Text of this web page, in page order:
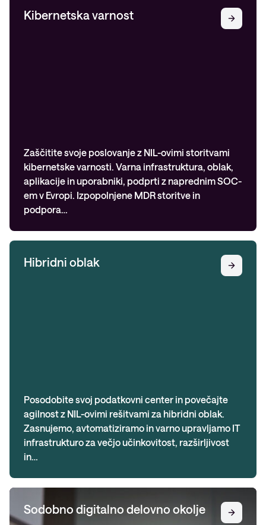
Kibernetska varnost
Zaščitite svoje poslovanje z NIL-ovimi storitvami
kibernetske varnosti. Varna infrastruktura, oblak,
aplikacije in uporabniki, podprti z naprednim SOC-
em v Evropi. Izpopolnjene MDR storitve in
podpora…
Hibridni oblak
Posodobite svoj podatkovni center in povečajte
agilnost z NIL-ovimi rešitvami za hibridni oblak.
Zasnujemo, avtomatiziramo in varno upravljamo IT
infrastrukturo za večjo učinkovitost, razširljivost
in…
Sodobno digitalno delovno okolje